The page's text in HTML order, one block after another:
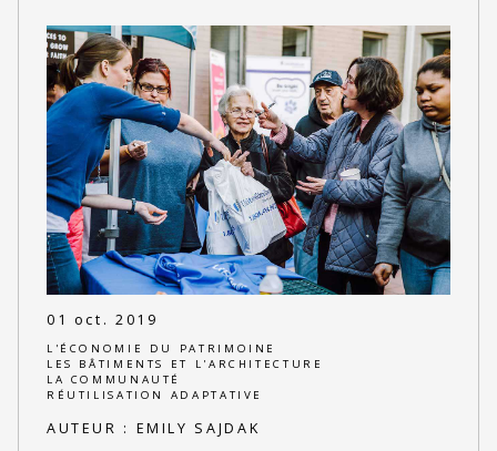
01 oct. 2019
L'ÉCONOMIE DU PATRIMOINE
LES BÂTIMENTS ET L'ARCHITECTURE
LA COMMUNAUTÉ
RÉUTILISATION ADAPTATIVE
AUTEUR : EMILY SAJDAK